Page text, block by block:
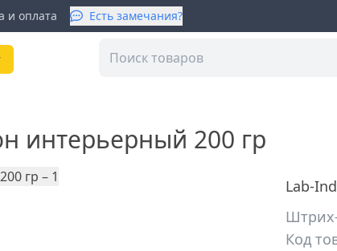
и оплата Есть замечания?
интерьерный 200 гр
Lab-
Код